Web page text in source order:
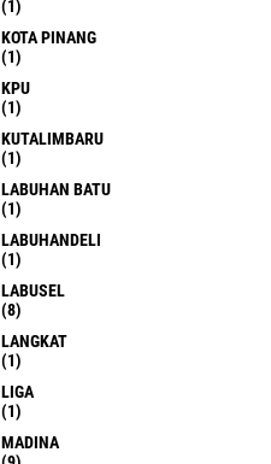
(1)
KOTA PINANG
(1)
KPU
(1)
KUTALIMBARU
(1)
LABUHAN BATU
(1)
LABUHANDELI
(1)
LABUSEL
(8)
LANGKAT
(1)
LIGA
(1)
MADINA